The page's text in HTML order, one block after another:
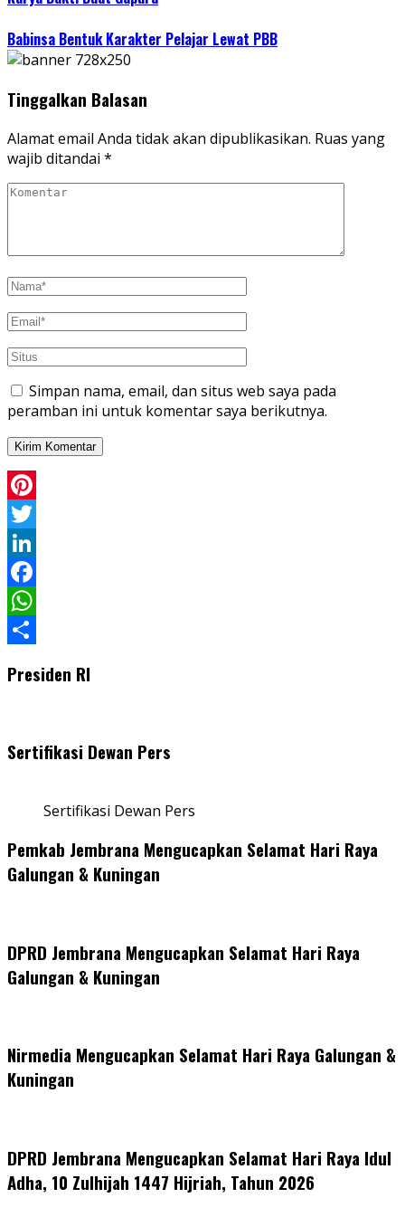
Babinsa Bentuk Karakter Pelajar Lewat PBB
Tinggalkan Balasan
Alamat email Anda tidak akan dipublikasikan. Ruas yang
wajib ditandai *
Simpan nama, email, dan situs web saya pada
peramban ini untuk komentar saya berikutnya.
Pinterest
Twitter
LinkedIn
Facebook
WhatsApp
Presiden RI
Sertifikasi Dewan Pers
Sertifikasi Dewan Pers
Pemkab Jembrana Mengucapkan Selamat Hari Raya
Galungan & Kuningan
DPRD Jembrana Mengucapkan Selamat Hari Raya
Galungan & Kuningan
Nirmedia Mengucapkan Selamat Hari Raya Galungan &
Kuningan
DPRD Jembrana Mengucapkan Selamat Hari Raya Idul
Adha, 10 Zulhijah 1447 Hijriah, Tahun 2026